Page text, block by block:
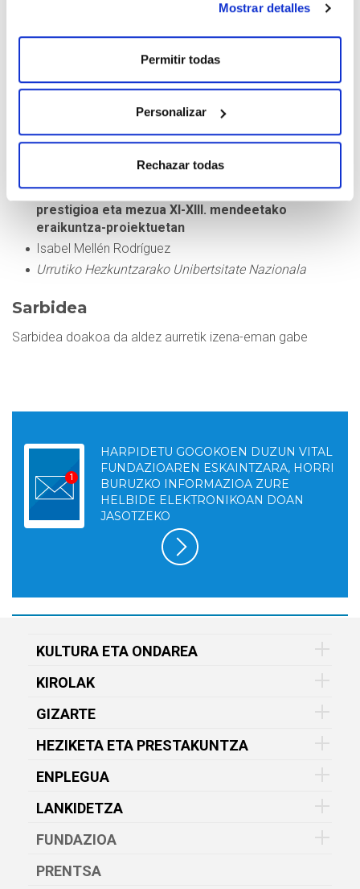
Mostrar detalles
Permitir todas
Personalizar
Rechazar todas
Madrilgo Unibertsitate Konplutensea
epidermis sinboliko gisa
José Alberto Moráis Morán
Leongo Unibertsitatea
Maiatzak 10 (19:00etan)
Mezenasgoa arte erromanikoan. Boterea,
prestigioa eta mezua XI-XIII. mendeetako
eraikuntza-proiektuetan
Isabel Mellén Rodríguez
Urrutiko Hezkuntzarako Unibertsitate Nazionala
Sarbidea
Sarbidea doakoa da aldez aurretik izena-eman gabe
HARPIDETU GOGOKOEN DUZUN VITAL
FUNDAZIOAREN ESKAINTZARA, HORRI
BURUZKO INFORMAZIOA ZURE
HELBIDE ELEKTRONIKOAN DOAN
JASOTZEKO
KULTURA ETA ONDAREA
KIROLAK
GIZARTE
HEZIKETA ETA PRESTAKUNTZA
ENPLEGUA
LANKIDETZA
FUNDAZIOA
PRENTSA